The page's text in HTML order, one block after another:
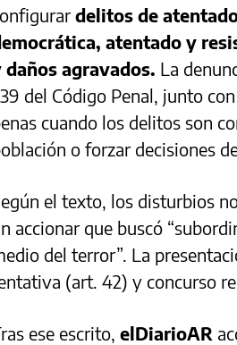
delitos de
atentado y
daños agravados. La
del Código Penal, junto
cuando los delitos son
o forzar decisiones
el texto, los disturbios
accionar que buscó
del terror”. La
(art. 42) y concurso
ese escrito, elDiarioAR